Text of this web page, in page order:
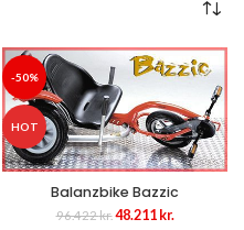
-50%
HOT
Balanzbike Bazzic
96.422kr.Original
48.211 kr.